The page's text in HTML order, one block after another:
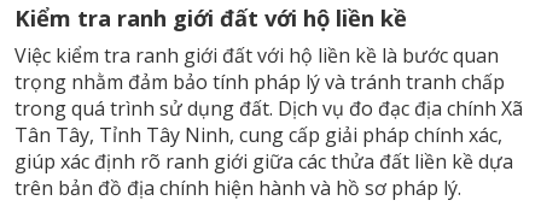
Kiểm tra ranh giới đất với hộ liền kề
Việc kiểm tra ranh giới đất với hộ liền kề là bước quan
trọng nhằm đảm bảo tính pháp lý và tránh tranh chấp
trong quá trình sử dụng đất. Dịch vụ đo đạc địa chính Xã
Tân Tây, Tỉnh Tây Ninh, cung cấp giải pháp chính xác,
giúp xác định rõ ranh giới giữa các thửa đất liền kề dựa
trên bản đồ địa chính hiện hành và hồ sơ pháp lý.